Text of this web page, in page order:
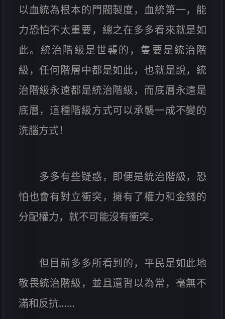
以血統為根本的門閥製度，血統第一，能
力恐怕不太重要，總之在多多看來就是如
此。統治階級是世襲的，隻要是統治階
級，任何階層中都是如此，也就是說，統
治階級永遠都是統治階級，而底層永遠是
底層，這種階級方式可以承襲一成不變的
洗腦方式！
多多有些疑惑，即便是統治階級，恐
怕也會有對立衝突，擁有了權力和金錢的
分配權力，就不可能沒有衝突。
但目前多多所看到的，平民是如此地
敬畏統治階級，並且還習以為常，毫無不
滿和反抗……